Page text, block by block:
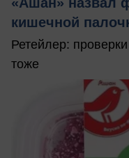
кишечной
Ретейлер:
тоже